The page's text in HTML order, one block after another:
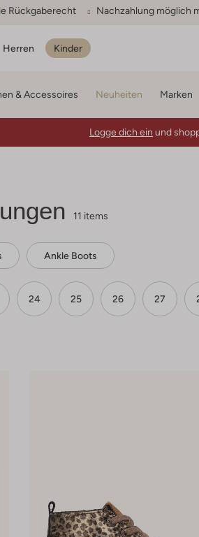
Rückgaberecht Nachzahlung möglich
Herren Kinder
& Accessoires Neuheiten Marken
Logge dich ein und
11 items
Ankle Boots
24 25 26 27